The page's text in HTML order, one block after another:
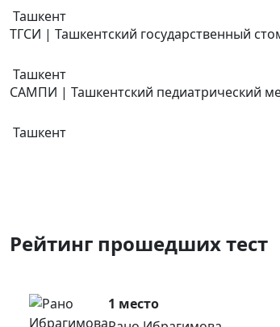
Ташкент
ТГСИ | Ташкентский государственный
Ташкент
САМПИ | Ташкентский педиатрический
Ташкент
Рейтинг прошедших тест
1 место